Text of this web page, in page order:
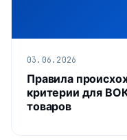
03.06.2026
Правила
критерии для
товаров